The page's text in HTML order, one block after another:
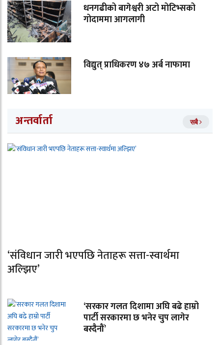
धनगढीको बागेश्वरी अटो मोटिभ्सको
गोदाममा आगलागी
विद्युत् प्राधिकरण ४७ अर्ब नाफामा
अन्तर्वार्ता सबै
‘संविधान जारी भएपछि नेताहरू सत्ता-स्वार्थमा
अल्झिए’
‘सरकार गलत दिशामा अघि बढे हाम्रो
पार्टी सरकारमा छ भनेर चुप लागेर
बस्दैनौं’